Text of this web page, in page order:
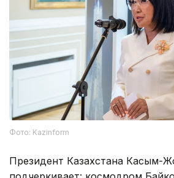
Фото: Kazinform
Президент Казахстана Касым-